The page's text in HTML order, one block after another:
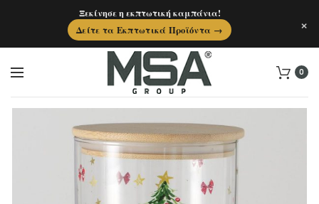
0
Ξεκίνησε η εκπτωτική καμπάνια!
Δείτε τα Εκπτωτικά Προϊόντα →
×